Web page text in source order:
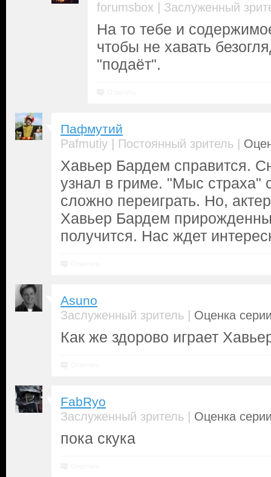
forumsbox | Заслуженный
На то тебе и
чтобы не хавать
"подаёт".
Пафмутий
Pafmutiy | Постоянный зритель |
Хавьер Бардем справится.
узнал в гриме. "Мыс страха"
сложно переиграть. Но,
Хавьер Бардем
получится. Нас ждет
Asuno
Заслуженный зритель | Оценка
Как же здорово играет
FabRyo
Заслуженный зритель | Оценка
пока скука